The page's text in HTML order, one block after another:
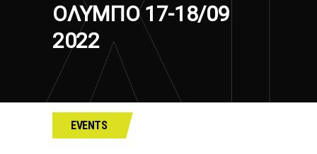
ΟΛΥΜΠΟ 17-18/09
2022
EVENTS